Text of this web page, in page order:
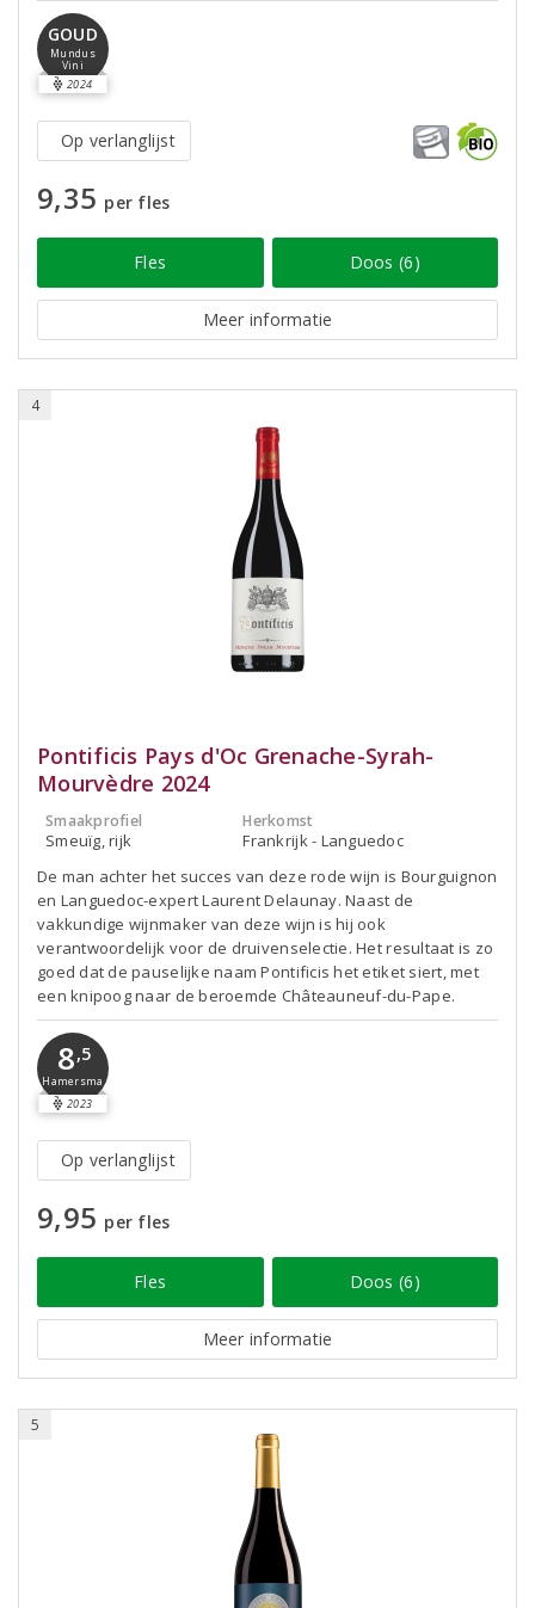
GOUD
Mundus
Vini
2024
Op verlanglijst
9,35 per fles
Fles Doos (6)
Meer informatie
4
Pontificis Pays d'Oc Grenache-Syrah-
Mourvèdre 2024
Smaakprofiel
Smeuïg, rijk
Herkomst
Frankrijk - Languedoc
De man achter het succes van deze rode wijn is Bourguignon
en Languedoc-expert Laurent Delaunay. Naast de
vakkundige wijnmaker van deze wijn is hij ook
verantwoordelijk voor de druivenselectie. Het resultaat is zo
goed dat de pauselijke naam Pontificis het etiket siert, met
een knipoog naar de beroemde Châteauneuf-du-Pape.
8,5
Hamersma
2023
Op verlanglijst
9,95 per fles
Fles Doos (6)
Meer informatie
5